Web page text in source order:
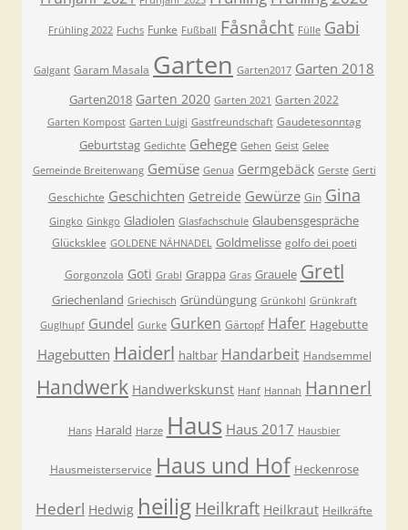
Frühling 2022 Fuchs Funke Fußball Fåsnåcht Fülle Gabi
Galgant Garam Masala Garten Garten2017 Garten 2018
Garten2018 Garten 2020 Garten 2021 Garten 2022
Garten Kompost Garten Luigi Gastfreundschaft Gaudetesonntag
Geburtstag Gedichte Gehege Gehen Geist Gelee
Gemeinde Breitenwang Gemüse Genua Germgebäck Gerste Gerti
Geschichte Geschichten Getreide Gewürze Gin Gina
Gingko Ginkgo Gladiolen Glasfachschule Glaubensgespräche
Glücksklee GOLDENE NÄHNADEL Goldmelisse golfo dei poeti
Gorgonzola Goti Grabl Grappa Gras Grauele Gretl
Griechenland Griechisch Gründüngung Grünkohl Grünkraft
Guglhupf Gundel Gurke Gurken Gärtopf Hafer Hagebutte
Hagebutten Haiderl haltbar Handarbeit Handsemmel
Handwerk Handwerkskunst Hanf Hannah Hannerl
Hans Harald Harze Haus Haus 2017 Hausbier
Hausmeisterservice Haus und Hof Heckenrose
Hederl Hedwig heilig Heilkraft Heilkraut Heilkräfte